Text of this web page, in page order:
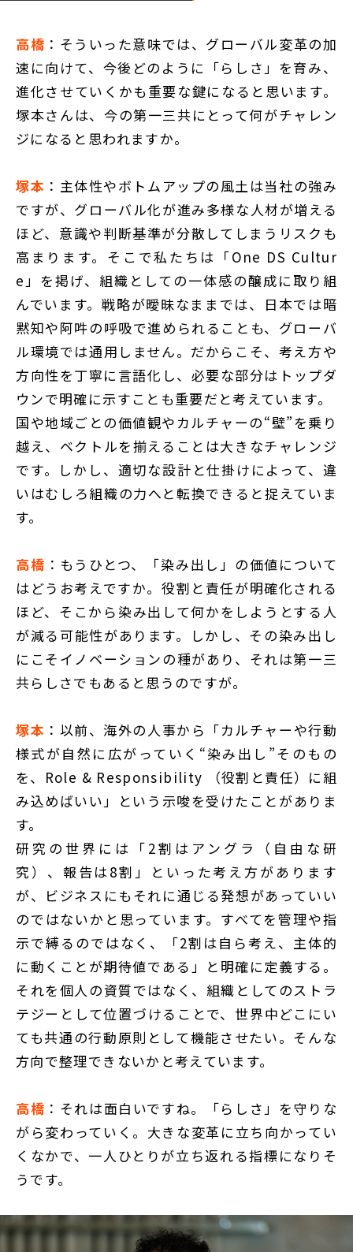
高橋 ：そういった意味では、グローバル変革の加
速に向けて、今後どのように「らしさ」を育み、
進化させていくかも重要な鍵になると思います。
塚本さんは、今の第一三共にとって何がチャレン
ジになると思われますか。
塚本 ：主体性やボトムアップの風土は当社の強み
ですが、グローバル化が進み多様な人材が増える
ほど、意識や判断基準が分散してしまうリスクも
高まります。そこで私たちは「One DS Cultur
e」を掲げ、組織としての一体感の醸成に取り組
んでいます。戦略が曖昧なままでは、日本では暗
黙知や阿吽の呼吸で進められることも、グローバ
ル環境では通用しません。だからこそ、考え方や
方向性を丁寧に言語化し、必要な部分はトップダ
ウンで明確に示すことも重要だと考えています。
国や地域ごとの価値観やカルチャーの“壁”を乗り
越え、ベクトルを揃えることは大きなチャレンジ
です。しかし、適切な設計と仕掛けによって、違
いはむしろ組織の力へと転換できると捉えていま
す。
高橋 ：もうひとつ、「染み出し」の価値について
はどうお考えですか。役割と責任が明確化される
ほど、そこから染み出して何かをしようとする人
が減る可能性があります。しかし、その染み出し
にこそイノベーションの種があり、それは第一三
共らしさでもあると思うのですが。
塚本 ：以前、海外の人事から「カルチャーや行動
様式が自然に広がっていく“染み出し”そのもの
を、Role & Responsibility （役割と責任）に組
み込めばいい」という示唆を受けたことがありま
す。
研究の世界には「2割はアングラ（自由な研
究）、報告は8割」といった考え方があります
が、ビジネスにもそれに通じる発想があっていい
のではないかと思っています。すべてを管理や指
示で縛るのではなく、「2割は自ら考え、主体的
に動くことが期待値である」と明確に定義する。
それを個人の資質ではなく、組織としてのストラ
テジーとして位置づけることで、世界中どこにい
ても共通の行動原則として機能させたい。そんな
方向で整理できないかと考えています。
高橋 ：それは面白いですね。「らしさ」を守りな
がら変わっていく。大きな変革に立ち向かってい
くなかで、一人ひとりが立ち返れる指標になりそ
うです。